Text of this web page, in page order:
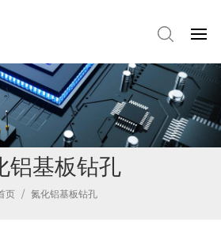
铝基板钻孔
页 / 氮化铝基板钻孔